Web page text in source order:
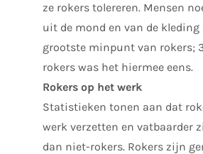
ze rokers tolereren. Mensen
uit de mond en van de kleding
grootste minpunt van rokers;
rokers was het hiermee eens.
Rokers op het werk
Statistieken tonen aan dat
werk verzetten en vatbaarder
dan niet-rokers. Rokers zijn